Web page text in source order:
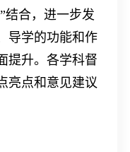
结合，进一步发
导学的功能和作
提升。各学科督
亮点和意见建议